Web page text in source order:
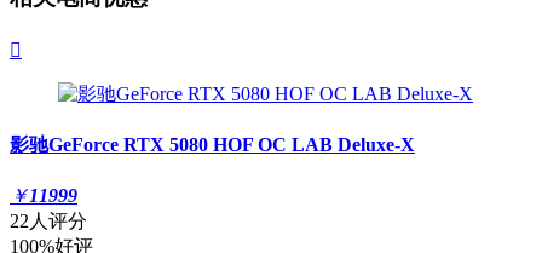

影驰GeForce RTX 5080 HOF OC LAB Deluxe-X
￥11999
22人评分
100%好评